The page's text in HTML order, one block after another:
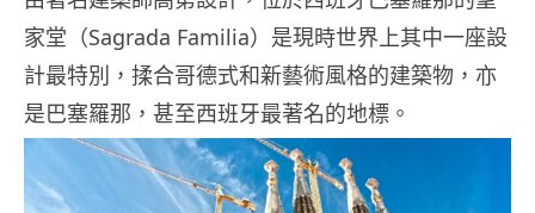
家堂（Sagrada Familia）是現時世界上其中一座設
計最特別，揉合哥德式和新藝術風格的建築物，亦
是巴塞羅那，甚至西班牙最著名的地標。